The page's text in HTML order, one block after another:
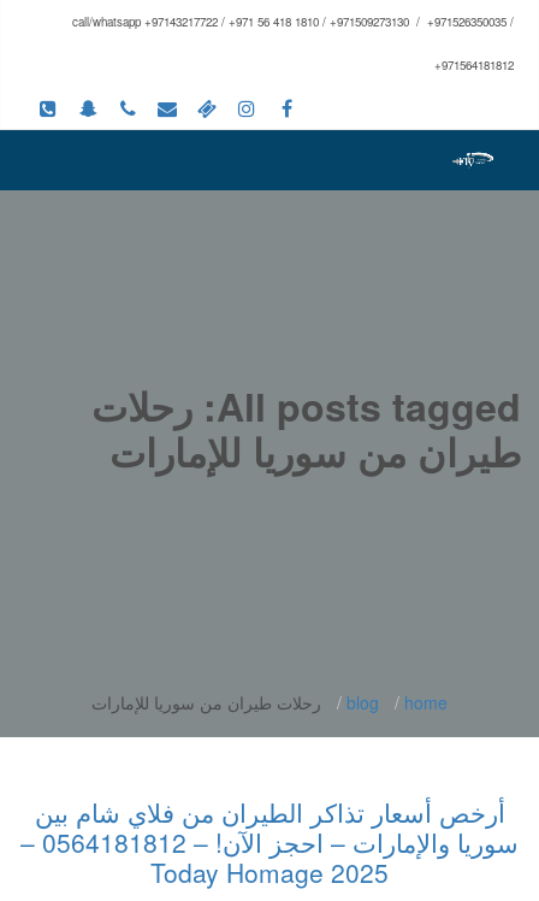
call/whatsapp +97143217722 / +971 56 418 1810 / +971509273130 / +971526350035 /
+971564181812
All posts tagged: رحلات
طيران من سوريا للإمارات
home
blog رحلات طيران من سوريا للإمارات
أرخص أسعار تذاكر الطيران من فلاي شام بين
سوريا والإمارات – احجز الآن! – 0564181812 –
2025 Today Homage